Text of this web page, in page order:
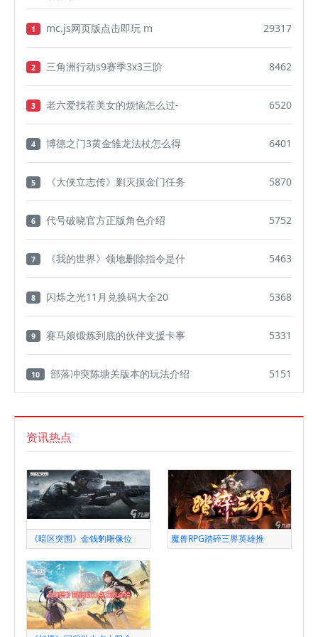
1 mc.js网页版点击即玩 m 29317
2 三角洲行动s9赛季3x3三阶 8462
3 老六爱找茬美女的烦恼怎么过- 6520
4 博德之门3黄金雏龙法杖怎么得 6401
5 《大侠立志传》剿灭摸金门任务 5870
6 代号破晓官方正版角色介绍 5752
7 《我的世界》领地删除指令是什 5463
8 闪烁之光11月兑换码大全20 5368
9 赛马娘锻炼到底的伙伴支援卡事 5331
10 部落冲突陈塘关版本的玩法介绍 5151
资讯热点
《暗区突围》金钱豹雕像位 魔兽RPG踏碎三界英雄推